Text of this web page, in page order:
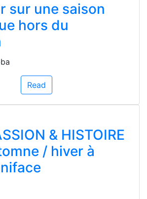
sur une saison
hors du
Read
& HISTOIRE
/ hiver à